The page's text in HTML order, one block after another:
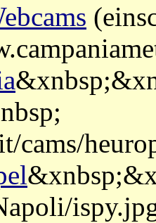
cams/